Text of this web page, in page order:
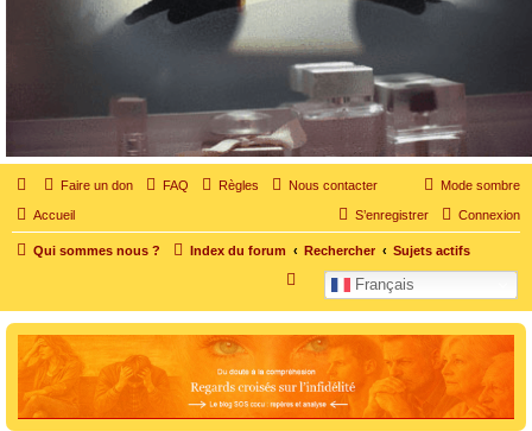
Mode sombre
Faire un don FAQ Règles Nous contacter
Accueil Connexion
S’enregistrer
Qui sommes nous ? Index du forum Rechercher Sujets actifs
Français
c
e
r